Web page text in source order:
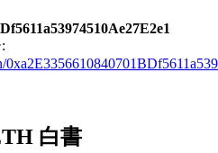
白書